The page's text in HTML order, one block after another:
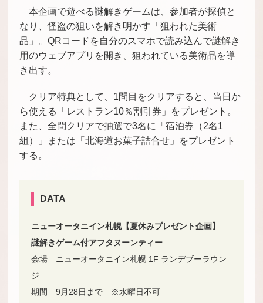
本企画で遊べる謎解きゲームは、参加者が探偵と
なり、怪盗の狙いを解き明かす「狙われた美術
品」。QRコードを自分のスマホで読み込んで謎解き
用のウェブアプリを開き、狙われている美術品を導
き出す。
クリア特典として、1問目をクリアすると、当日か
ら使える「レストラン10％割引券」をプレゼント。
また、全問クリアで抽選で3名に「宿泊券（2名1
組）」または「北海道お菓子詰合せ」をプレゼント
する。
DATA
ニューオータニイン札幌【夏休みプレゼント企画】
謎解きゲーム付アフタヌーンティー
会場 ニューオータニイン札幌 1F ランデブーラウン
ジ
期間 9月28日まで ※水曜日不可